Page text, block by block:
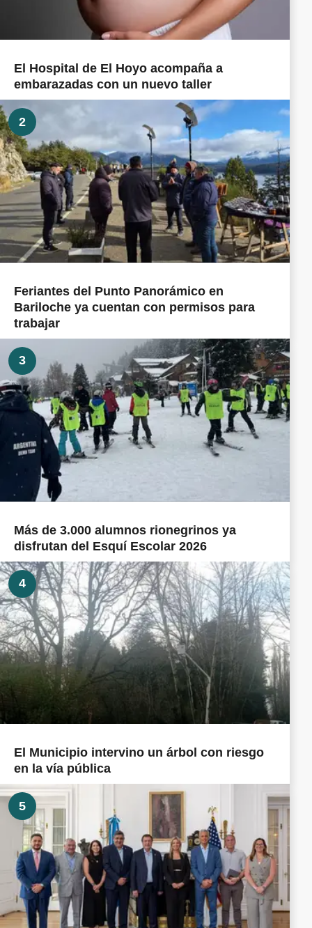
El Hospital de El Hoyo acompaña a
embarazadas con un nuevo taller
2
Feriantes del Punto Panorámico en
Bariloche ya cuentan con permisos para
trabajar
3
Más de 3.000 alumnos rionegrinos ya
disfrutan del Esquí Escolar 2026
4
El Municipio intervino un árbol con riesgo
en la vía pública
5